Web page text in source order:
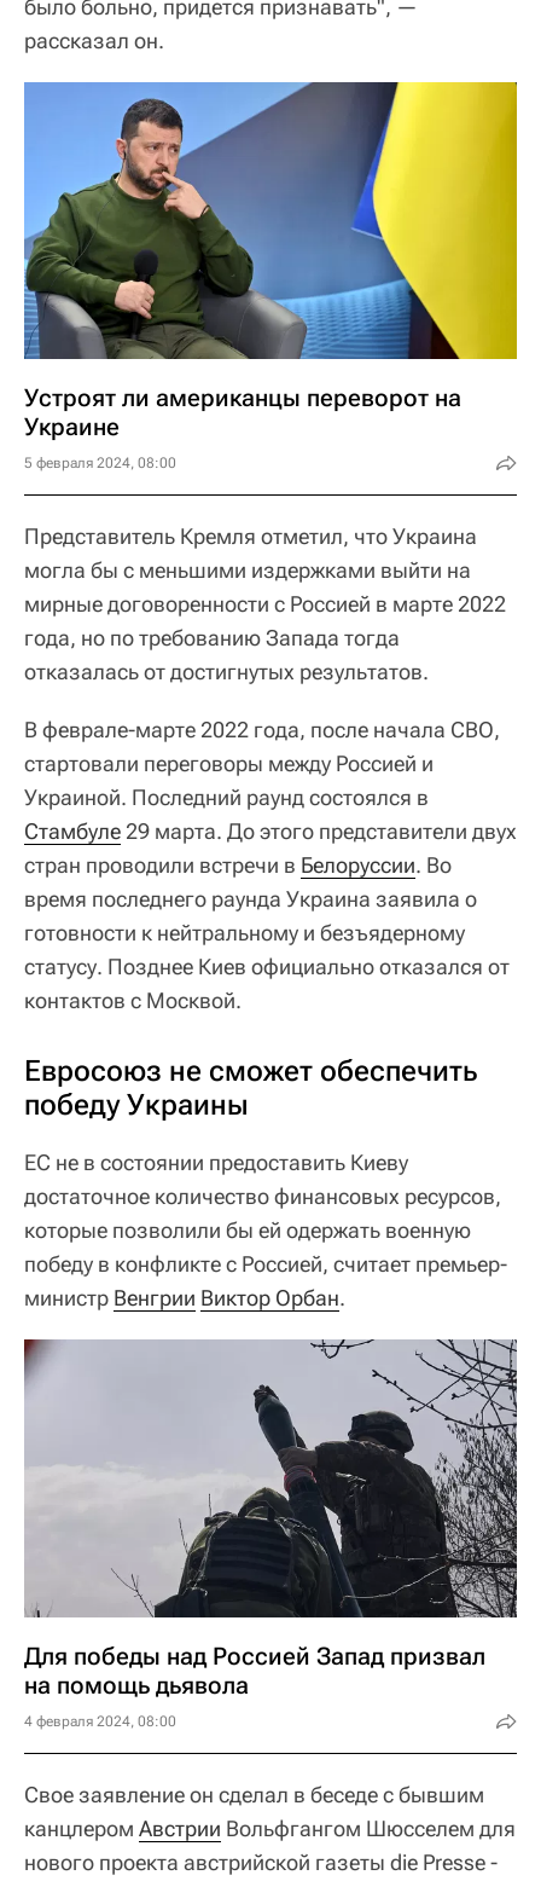
было больно, придется признавать", —
рассказал он.
Устроят ли американцы переворот на
Украине
5 февраля 2024, 08:00
Представитель Кремля отметил, что Украина
могла бы с меньшими издержками выйти на
мирные договоренности с Россией в марте 2022
года, но по требованию Запада тогда
отказалась от достигнутых результатов.
В феврале-марте 2022 года, после начала СВО,
стартовали переговоры между Россией и
Украиной. Последний раунд состоялся в
Стамбуле 29 марта. До этого представители двух
стран проводили встречи в Белоруссии. Во
время последнего раунда Украина заявила о
готовности к нейтральному и безъядерному
статусу. Позднее Киев официально отказался от
контактов с Москвой.
Евросоюз не сможет обеспечить
победу Украины
ЕС не в состоянии предоставить Киеву
достаточное количество финансовых ресурсов,
которые позволили бы ей одержать военную
победу в конфликте с Россией, считает премьер-
министр Венгрии Виктор Орбан.
Для победы над Россией Запад призвал
на помощь дьявола
4 февраля 2024, 08:00
Свое заявление он сделал в беседе с бывшим
канцлером Австрии Вольфгангом Шюсселем для
нового проекта австрийской газеты die Presse -